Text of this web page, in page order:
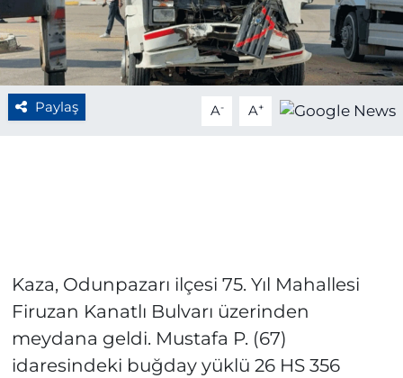
Paylaş A- A+
Kaza, Odunpazarı ilçesi 75. Yıl Mahallesi
Firuzan Kanatlı Bulvarı üzerinden
meydana geldi. Mustafa P. (67)
idaresindeki buğday yüklü 26 HS 356
GÜNCEL
RESMİ İLAN